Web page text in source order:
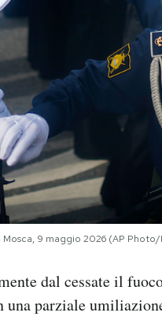
9 maggio 2026 (AP
dal cessate il
una parziale